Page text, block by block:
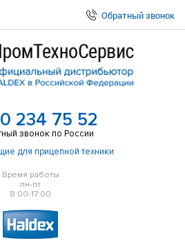
Обратный звонок
234 75 52
звонок по России
для прицепной техники
Время работы
пн-пт
8:00-17:00